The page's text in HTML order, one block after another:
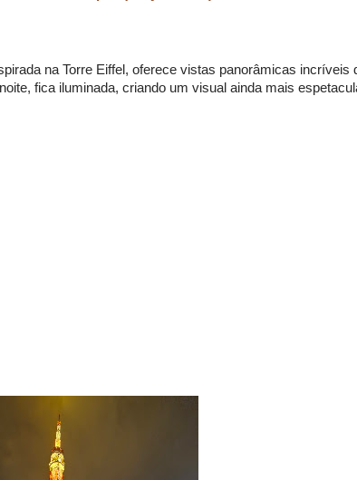
na Torre Eiffel, oferece vistas panorâmicas incríveis
fica iluminada, criando um visual ainda mais